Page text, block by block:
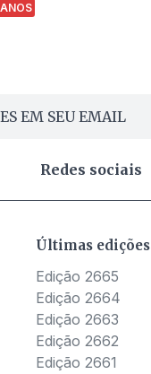
EM SEU EMAIL
Redes sociais
Últimas edições
Edição 2665
Edição 2664
Edição 2663
Edição 2662
Edição 2661